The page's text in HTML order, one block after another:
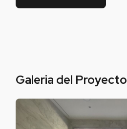
Galeria del Proyecto